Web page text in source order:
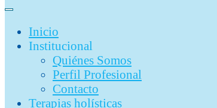
Inicio
Institucional
Quiénes Somos
Perfil Profesional
Contacto
Terapias holísticas